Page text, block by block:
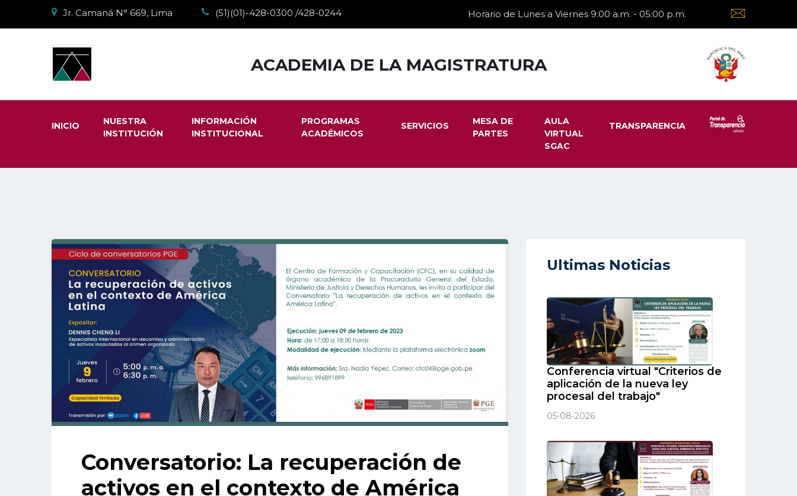
Jr. Camaná N° 669, Lima (51)(01)-428-0300 /428-0244 Horario de Lunes a Viernes 9:00 a.m. - 05:00 p.m.
ACADEMIA DE LA MAGISTRATURA
INICIO
NUESTRA
INSTITUCIÓN
INFORMACIÓN
INSTITUCIONAL
PROGRAMAS
ACADÉMICOS
SERVICIOS
MESA DE
PARTES
AULA
VIRTUAL
SGAC
TRANSPARENCIA
Conversatorio: La recuperación de
activos en el contexto de América
Ultimas Noticias
Conferencia virtual "Criterios de
aplicación de la nueva ley
procesal del trabajo"
05-08-2026